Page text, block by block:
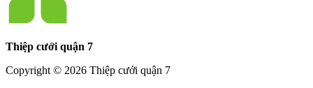
Thiệp cưới quận 7
Copyright © 2026 Thiệp cưới quận 7